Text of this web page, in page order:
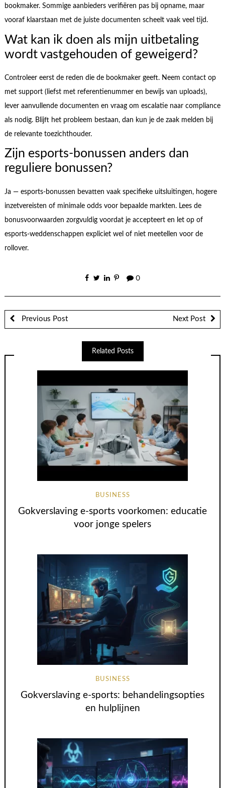
bookmaker. Sommige aanbieders verifiëren pas bij opname, maar
vooraf klaarstaan met de juiste documenten scheelt vaak veel tijd.
Wat kan ik doen als mijn uitbetaling
wordt vastgehouden of geweigerd?
Controleer eerst de reden die de bookmaker geeft. Neem contact op
met support (liefst met referentienummer en bewijs van uploads),
lever aanvullende documenten en vraag om escalatie naar compliance
als nodig. Blijft het probleem bestaan, dan kun je de zaak melden bij
de relevante toezichthouder.
Zijn esports-bonussen anders dan
reguliere bonussen?
Ja — esports-bonussen bevatten vaak specifieke uitsluitingen, hogere
inzetvereisten of minimale odds voor bepaalde markten. Lees de
bonusvoorwaarden zorgvuldig voordat je accepteert en let op of
esports-weddenschappen expliciet wel of niet meetellen voor de
rollover.
0
Previous Post Next Post
Related Posts
BUSINESS
Gokverslaving e-sports voorkomen: educatie
voor jonge spelers
BUSINESS
Gokverslaving e-sports: behandelingsopties
en hulplijnen